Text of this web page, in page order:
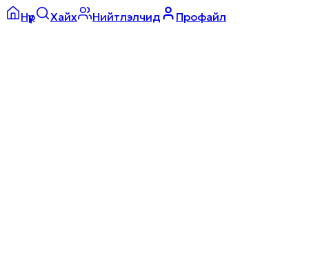
Нүүр Хайх Нийтлэлчид Профайл